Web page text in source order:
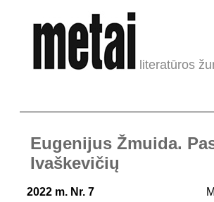
literatūros
Eugenijus Žmuida.
Ivaškevičių
2022 m. Nr. 7